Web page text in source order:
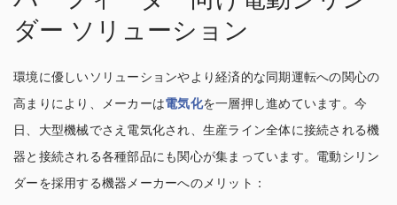
ダー ソリューション
環境に優しいソリューションやより経済的な同期運転への関心の
高まりにより、メーカーは電気化を一層押し進めています。今
日、大型機械でさえ電気化され、生産ライン全体に接続される機
器と接続される各種部品にも関心が集まっています。電動シリン
ダーを採用する機器メーカーへのメリット：